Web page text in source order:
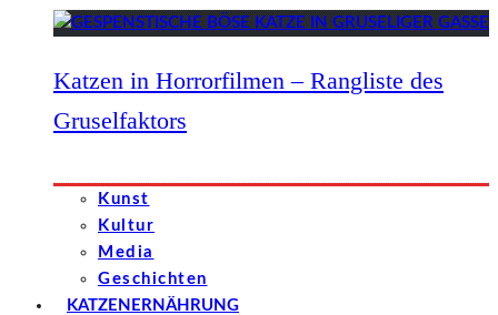
Katzen in Horrorfilmen – Rangliste des
Gruselfaktors
Kunst
Kultur
Media
Geschichten
KATZENERNÄHRUNG